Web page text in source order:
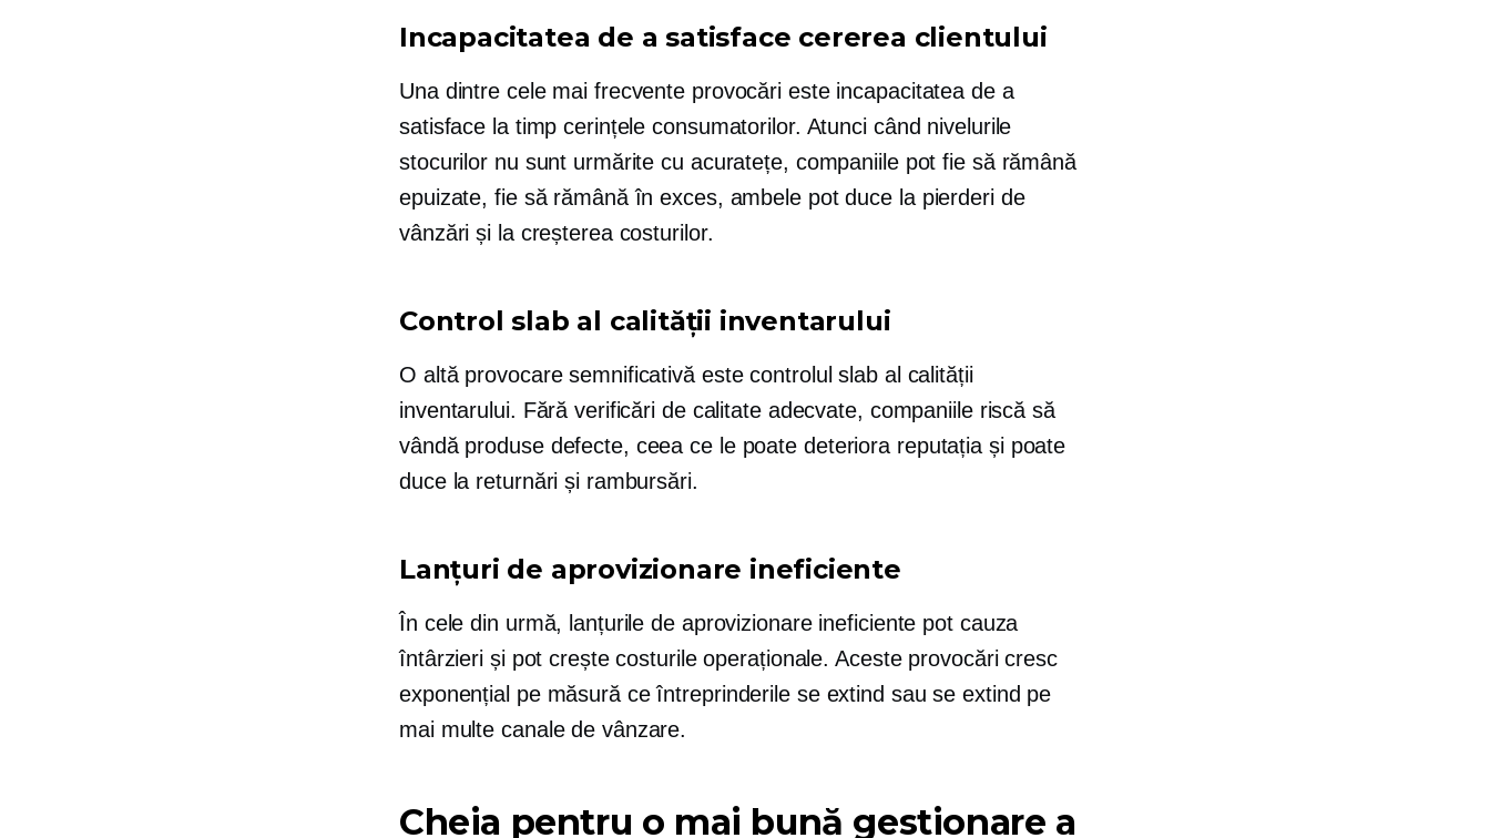
Incapacitatea de a satisface cererea clientului
Una dintre cele mai frecvente provocări este incapacitatea de a
satisface la timp cerințele consumatorilor. Atunci când nivelurile
stocurilor nu sunt urmărite cu acuratețe, companiile pot fie să rămână
epuizate, fie să rămână în exces, ambele pot duce la pierderi de
vânzări și la creșterea costurilor.
Control slab al calității inventarului
O altă provocare semnificativă este controlul slab al calității
inventarului. Fără verificări de calitate adecvate, companiile riscă să
vândă produse defecte, ceea ce le poate deteriora reputația și poate
duce la returnări și rambursări.
Lanțuri de aprovizionare ineficiente
În cele din urmă, lanțurile de aprovizionare ineficiente pot cauza
întârzieri și pot crește costurile operaționale. Aceste provocări cresc
exponențial pe măsură ce întreprinderile se extind sau se extind pe
mai multe canale de vânzare.
Cheia pentru o mai bună gestionare a